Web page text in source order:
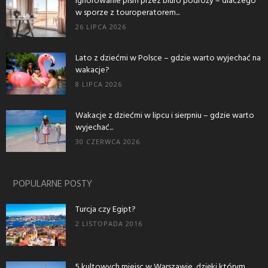
w sporze z touroperatorem...
26 LIPCA 2026
Lato z dziećmi w Polsce – gdzie warto wyjechać na
wakacje?
8 LIPCA 2026
Wakacje z dziećmi w lipcu i sierpniu – gdzie warto
wyjechać...
30 CZERWCA 2026
POPULARNE POSTY
Turcja czy Egipt?
2 LISTOPADA 2016